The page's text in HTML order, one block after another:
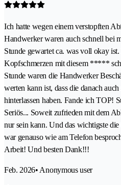
Ich hatte wegen einem verstopften
Handwerker waren auch schnell bei
Stunde gewartet ca. was voll okay
Kopfschmerzen mit diesem *****
Stunde waren die Handwerker
werten kann ist, dass die danach
hinterlassen haben. Fande ich TOP!
Seriös... Soweit zufrieden mit dem
nur sein kann. Und das wichtigste
war genauso wie am Telefon
Arbeit! Und besten Dank!!!
Feb. 2026• Anonymous user